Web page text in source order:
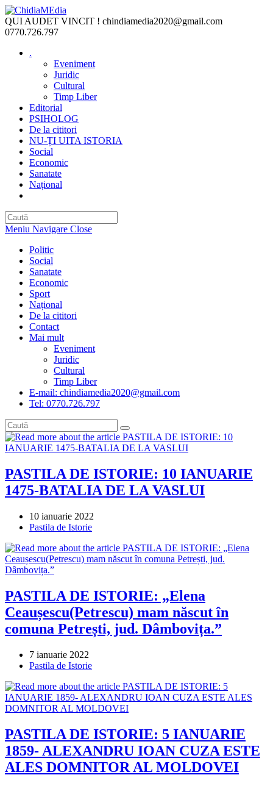
Skip
to
content
QUI AUDET VINCIT ! chindiamedia2020@gmail.com
0770.726.797
.
Eveniment
Juridic
Cultural
Timp Liber
Editorial
PSIHOLOG
De la cititori
NU-ȚI UITA ISTORIA
Social
Economic
Sanatate
Național
Meniu Navigare Close
Politic
Social
Sanatate
Economic
Sport
Național
De la cititori
Contact
Mai mult
Eveniment
Juridic
Cultural
Timp Liber
E-mail: chindiamedia2020@gmail.com
Tel: 0770.726.797
PASTILA DE ISTORIE: 10 IANUARIE
1475-BATALIA DE LA VASLUI
Post
published:
10 ianuarie 2022
Post
Pastila de Istorie
PASTILA DE ISTORIE: „Elena
Ceaușescu(Petrescu) mam născut în
comuna Petrești, jud. Dâmbovița.”
Post
published:
7 ianuarie 2022
Post
Pastila de Istorie
PASTILA DE ISTORIE: 5 IANUARIE
1859- ALEXANDRU IOAN CUZA ESTE
ALES DOMNITOR AL MOLDOVEI